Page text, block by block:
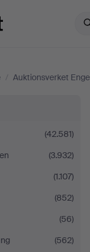
/ Auktionsverket
(42.581)
(3.932)
(1.107)
(852)
(56)
(562)